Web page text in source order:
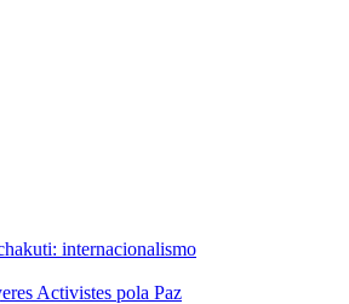
internacionalismo
Activistes pola Paz